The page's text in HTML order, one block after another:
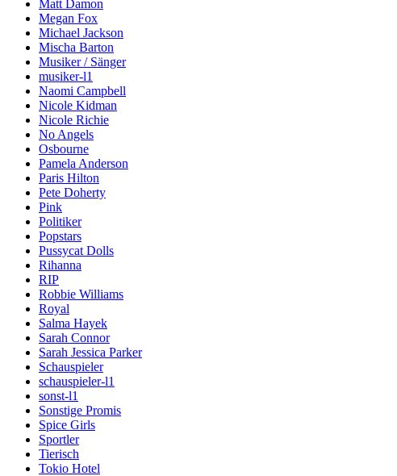
Matt Damon
Megan Fox
Michael Jackson
Mischa Barton
Musiker / Sänger
musiker-l1
Naomi Campbell
Nicole Kidman
Nicole Richie
No Angels
Osbourne
Pamela Anderson
Paris Hilton
Pete Doherty
Pink
Politiker
Popstars
Pussycat Dolls
Rihanna
RIP
Robbie Williams
Royal
Salma Hayek
Sarah Connor
Sarah Jessica Parker
Schauspieler
schauspieler-l1
sonst-l1
Sonstige Promis
Spice Girls
Sportler
Tierisch
Tokio Hotel